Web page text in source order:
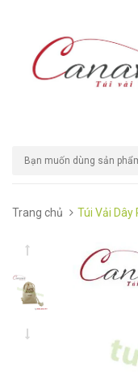
Trang chủ Túi Vải Dây